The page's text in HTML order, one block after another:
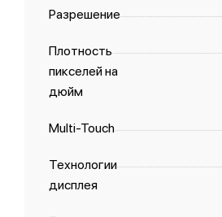
Разрешение
Плотность
пикселей на
дюйм
Multi-Touch
Технологии
дисплея